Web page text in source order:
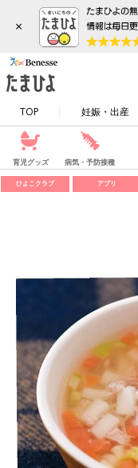
×
TOP 妊娠・出産
育児グッズ 病気・予防接種
ひよこクラブ アプリ